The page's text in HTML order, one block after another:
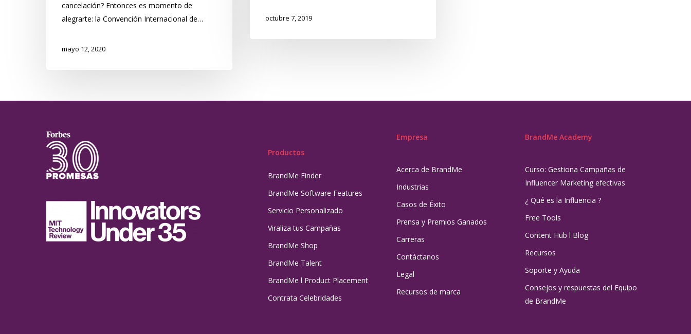
cancelación? Entonces es momento de
alegrarte: la Convención Internacional de…
mayo 12, 2020
octubre 7, 2019
Productos
BrandMe Finder
BrandMe Software Features
Servicio Personalizado
Viraliza tus Campañas
BrandMe Shop
BrandMe Talent
BrandMe l Product Placement
Contrata Celebridades
Empresa
Acerca de BrandMe
Industrias
Casos de Éxito
Prensa y Premios Ganados
Carreras
Contáctanos
Legal
Recursos de marca
BrandMe Academy
Curso: Gestiona Campañas de
Influencer Marketing efectivas
¿ Qué es la Influencia ?
Free Tools
Content Hub l Blog
Recursos
Soporte y Ayuda
Consejos y respuestas del Equipo
de BrandMe